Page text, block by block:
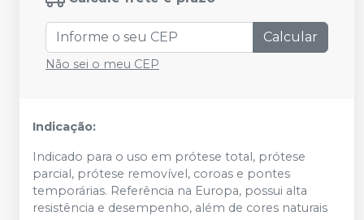
Calcular
Não sei o meu CEP
Indicação:
Indicado para o uso em prótese total, prótese
parcial, prótese removível, coroas e pontes
temporárias. Referência na Europa, possui alta
resistência e desempenho, além de cores naturais